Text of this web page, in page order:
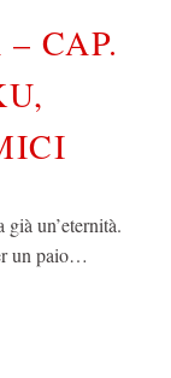
CAP.
un’eternità.
un paio…